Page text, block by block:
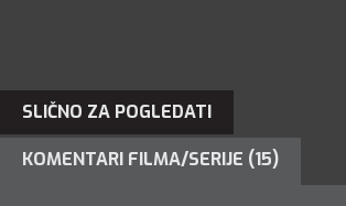
SLIČNO ZA POGLEDATI
KOMENTARI FILMA/SERIJE (15)